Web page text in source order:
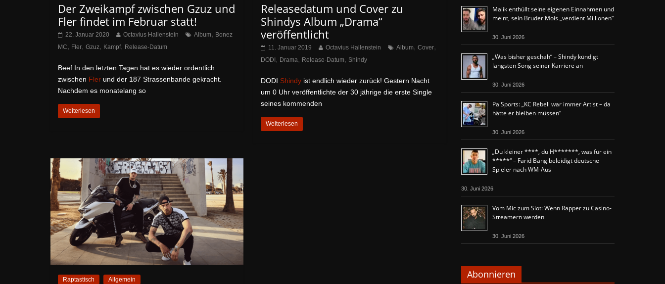
Der Zweikampf zwischen Gzuz und
Fler findet im Februar statt!
22. Januar 2020 Octavius Hallenstein Album, Bonez
MC, Fler, Gzuz, Kampf, Release-Datum
Beef In den letzten Tagen hat es wieder ordentlich
zwischen Fler und der 187 Strassenbande gekracht.
Nachdem es monatelang so
Weiterlesen
Releasedatum und Cover zu
Shindys Album „Drama“
veröffentlicht
11. Januar 2019 Octavius Hallenstein Album,Cover,
DODI, Drama, Release-Datum, Shindy
DODI Shindy ist endlich wieder zurück! Gestern Nacht
um 0 Uhr veröffentlichte der 30 jährige die erste Single
seines kommenden
Weiterlesen
Raptastisch Allgemein
Malik enthüllt seine eigenen Einnahmen und
meint, sein Bruder Mois „verdient Millionen“
30. Juni 2026
„Was bisher geschah“ – Shindy kündigt
längsten Song seiner Karriere an
30. Juni 2026
Pa Sports: „KC Rebell war immer Artist – da
hätte er bleiben müssen“
30. Juni 2026
„Du kleiner ****, du H*******, was für ein
*****“ – Farid Bang beleidigt deutsche
Spieler nach WM-Aus
30. Juni 2026
Vom Mic zum Slot: Wenn Rapper zu Casino-
Streamern werden
30. Juni 2026
Abonnieren